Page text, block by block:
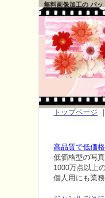
無料画像加工の パ
トップページ
高品質で低価
低価格型の写
1000万点以上
個人用にも業